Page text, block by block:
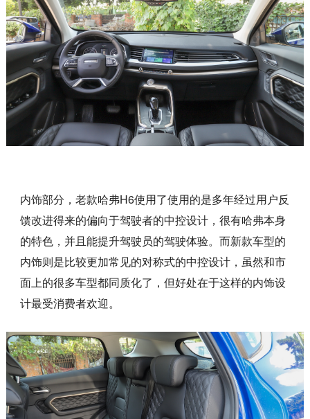
内饰部分，老款哈弗H6使用了使用的是多年经过用户反
馈改进得来的偏向于驾驶者的中控设计，很有哈弗本身
的特色，并且能提升驾驶员的驾驶体验。而新款车型的
内饰则是比较更加常见的对称式的中控设计，虽然和市
面上的很多车型都同质化了，但好处在于这样的内饰设
计最受消费者欢迎。